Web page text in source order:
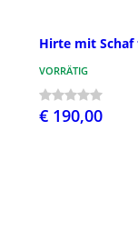
Hirte mit Schaf
VORRÄTIG
€ 190,00